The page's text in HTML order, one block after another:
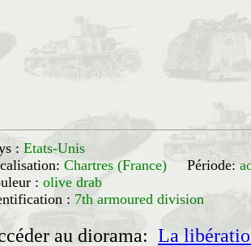
: Etats-Unis
Chartres (France) Période:
: olive drab
: 7th armoured division
au diorama: La